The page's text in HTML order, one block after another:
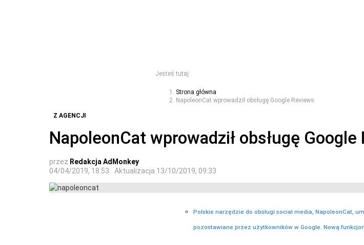
Jesteś tutaj:
Strona główna
NapoleonCat wprowadził obsługę Google Reviews
Z AGENCJI
NapoleonCat wprowadził obsługę Google
przez Redakcja AdMonkey
04/04/2019, 18:53
Aktualizacja 13/10/2019, 09:33
Polskie narzędzie do obsługi social media, NapoleonCat,
pozostawiane przez użytkowników w Google. Nową